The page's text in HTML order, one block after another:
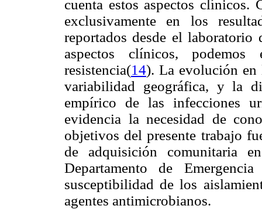
cuenta estos aspectos clínicos.
exclusivamente en los
reportados desde el
aspectos clínicos,
resistencia(14). La evolución en
variabilidad geográfica, y la
empírico de las infecciones
evidencia la necesidad de
objetivos del presente trabajo
de adquisición comunitaria
Departamento de
susceptibilidad de los
agentes antimicrobianos.